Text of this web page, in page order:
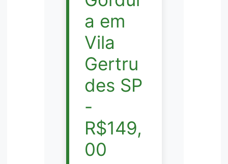
a em
Vila
Gertru
des SP
-
R$149,
00